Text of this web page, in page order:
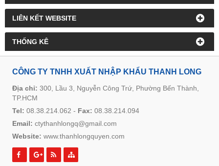
LIÊN KẾT WEBSITE
THỐNG KÊ
CÔNG TY TNHH XUẤT NHẬP KHẨU THANH LONG
Địa chỉ: 300, Lầu 3, Nguyễn Công Trứ, Phường Bến Thành,
TP.HCM
Tel: 08.38.214.062 - Fax: 08.38.214.094
Email: ctythanhlongq@gmail.com
Website: www.thanhlongquyen.com